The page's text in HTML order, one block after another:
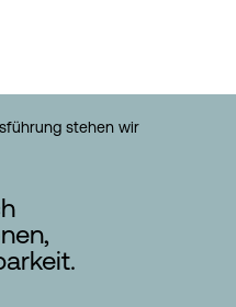
stehen wir